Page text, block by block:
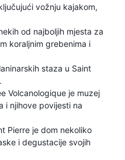
vožnju kajakom,
od najboljih mjesta za
koraljnim grebenima i
staza u Saint
Volcanologique je muzej
i njihove povijesti na
Pierre je dom nekoliko
i degustacije svojih